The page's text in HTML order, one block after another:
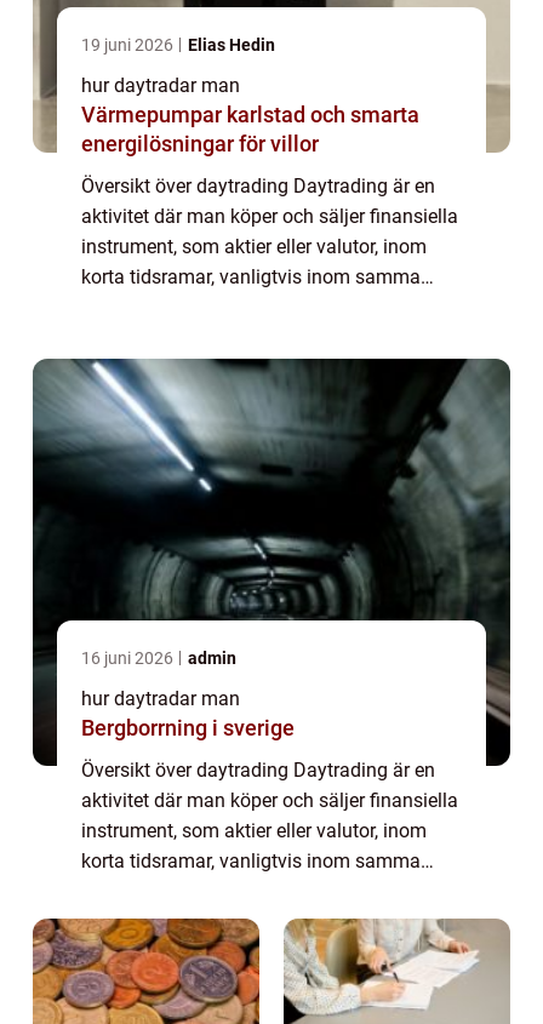
19 juni 2026 Elias Hedin
hur daytradar man
Värmepumpar karlstad och smarta
energilösningar för villor
Översikt över daytrading Daytrading är en
aktivitet där man köper och säljer finansiella
instrument, som aktier eller valutor, inom
korta tidsramar, vanligtvis inom samma
16 juni 2026 admin
hur daytradar man
Bergborrning i sverige
Översikt över daytrading Daytrading är en
aktivitet där man köper och säljer finansiella
instrument, som aktier eller valutor, inom
korta tidsramar, vanligtvis inom samma
prisrörelser för att göra vinst. Dayt...